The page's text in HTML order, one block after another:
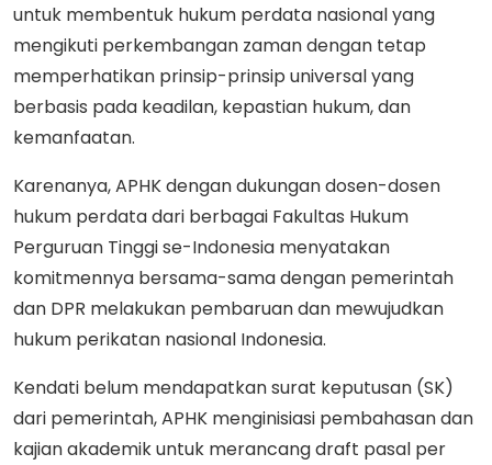
untuk membentuk hukum perdata nasional yang
mengikuti perkembangan zaman dengan tetap
memperhatikan prinsip-prinsip universal yang
berbasis pada keadilan, kepastian hukum, dan
kemanfaatan.
Karenanya, APHK dengan dukungan dosen-dosen
hukum perdata dari berbagai Fakultas Hukum
Perguruan Tinggi se-Indonesia menyatakan
komitmennya bersama-sama dengan pemerintah
dan DPR melakukan pembaruan dan mewujudkan
hukum perikatan nasional Indonesia.
Kendati belum mendapatkan surat keputusan (SK)
dari pemerintah, APHK menginisiasi pembahasan dan
kajian akademik untuk merancang draft pasal per